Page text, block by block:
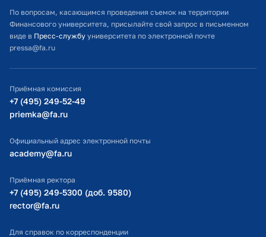
Расписание занятий
Студенческий офис
Официальный адрес электронной почты
Министерство просвещения РФ
Министерство науки и высшего образования РФ
По вопросам, касающимся проведения съемок на территории
Финансового университета, присылайте свой запрос в письменном
виде в Пресс-службу университета по электронной почте
pressa@fa.ru
Приёмная комиссия
+7 (495) 249-52-49
priemka@fa.ru
Официальный адрес электронной почты
academy@fa.ru
Приёмная ректора
+7 (495) 249-5300 (доб. 9580)
rector@fa.ru
Для справок по корреспонденции